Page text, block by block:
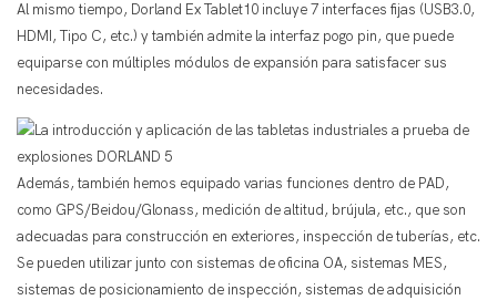
Al mismo tiempo, Dorland Ex Tablet10 incluye 7 interfaces fijas (USB3.0,
HDMI, Tipo C, etc.) y también admite la interfaz pogo pin, que puede
equiparse con múltiples módulos de expansión para satisfacer sus
necesidades.
Además, también hemos equipado varias funciones dentro de PAD,
como GPS/Beidou/Glonass, medición de altitud, brújula, etc., que son
adecuadas para construcción en exteriores, inspección de tuberías, etc.
Se pueden utilizar junto con sistemas de oficina OA, sistemas MES,
sistemas de posicionamiento de inspección, sistemas de adquisición